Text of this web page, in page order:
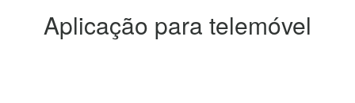
Aplicação para telemóvel